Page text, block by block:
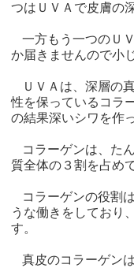
つはＵＶＡで皮膚の
一方もう一つのＵ
か届きませんので小
ＵＶＡは、深層の
性を保っているコラ
の結果深いシワを作
コラーゲンは、た
質全体の３割を占め
コラーゲンの役割
うな働きをしており
す。
真皮のコラーゲン